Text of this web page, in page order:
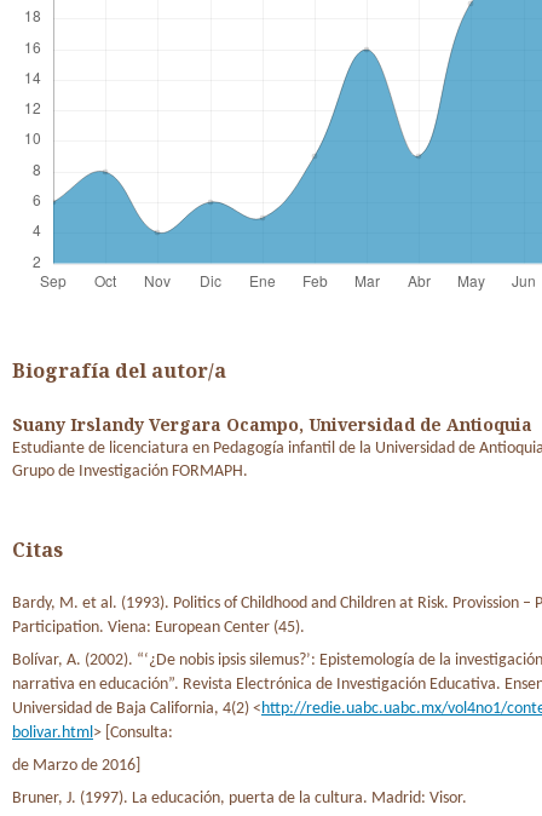
Biografía del autor/a
Suany Irslandy Vergara Ocampo, Universidad de Antioquia
Estudiante de licenciatura en Pedagogía infantil de la Universidad de
Grupo de Investigación FORMAPH.
Citas
Bardy, M. et al. (1993). Politics of Childhood and Children at Risk. Provission –
Participation. Viena: European Center (45).
Bolívar, A. (2002). “‘¿De nobis ipsis silemus?’: Epistemología de la
narrativa en educación”. Revista Electrónica de Investigación Educativa.
Universidad de Baja California, 4(2) <http://redie.uabc.uabc.mx/vol4no1/
bolivar.html> [Consulta:
de Marzo de 2016]
Bruner, J. (1997). La educación, puerta de la cultura. Madrid: Visor.